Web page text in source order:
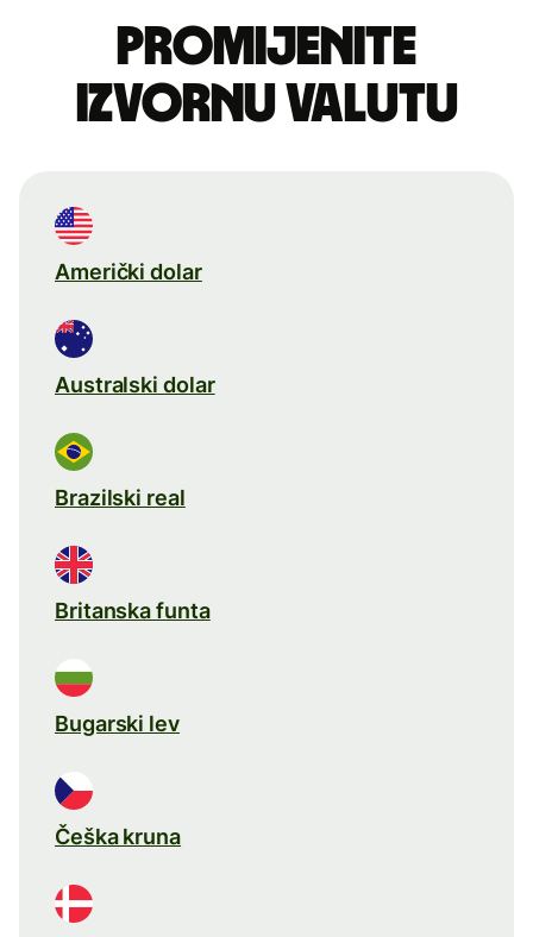
Promijenite
izvornu valutu
Američki dolar
Australski dolar
Brazilski real
Britanska funta
Bugarski lev
Češka kruna